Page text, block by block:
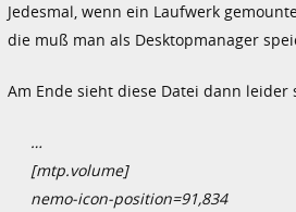
Jedesmal, wenn ein Laufwerk
die muß man als Desktopmanager
Am Ende sieht diese Datei dann leider
…
[mtp.volume]
nemo-icon-position=91,834